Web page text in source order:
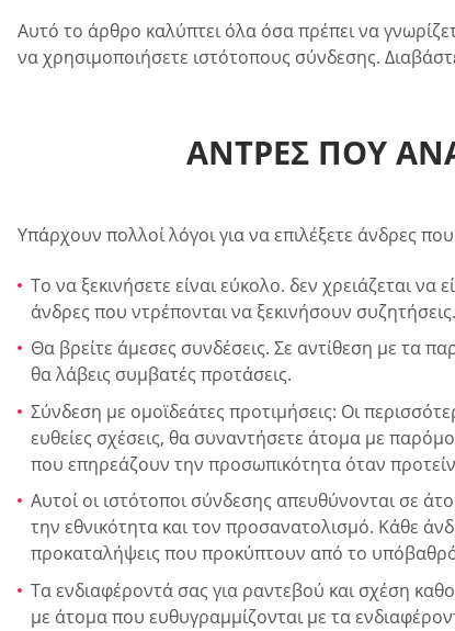
Αυτό το άρθρο καλύπτει όλα όσα πρέπει να
να χρησιμοποιήσετε ιστότοπους σύνδεσης.
ΆΝΤΡΕΣ ΠΟΥ
Υπάρχουν πολλοί λόγοι για να επιλέξετε άνδρες
Το να ξεκινήσετε είναι εύκολο. δεν χρειάζεται να
άνδρες που ντρέπονται να ξεκινήσουν συζητήσεις.
Θα βρείτε άμεσες συνδέσεις. Σε αντίθεση με τα
θα λάβεις συμβατές προτάσεις.
Σύνδεση με ομοϊδεάτες προτιμήσεις: Οι
ευθείες σχέσεις, θα συναντήσετε άτομα με
που επηρεάζουν την προσωπικότητα όταν
Αυτοί οι ιστότοποι σύνδεσης απευθύνονται σε
την εθνικότητα και τον προσανατολισμό. Κάθε
προκαταλήψεις που προκύπτουν από το
Τα ενδιαφέροντά σας για ραντεβού και σχέση
με άτομα που ευθυγραμμίζονται με τα